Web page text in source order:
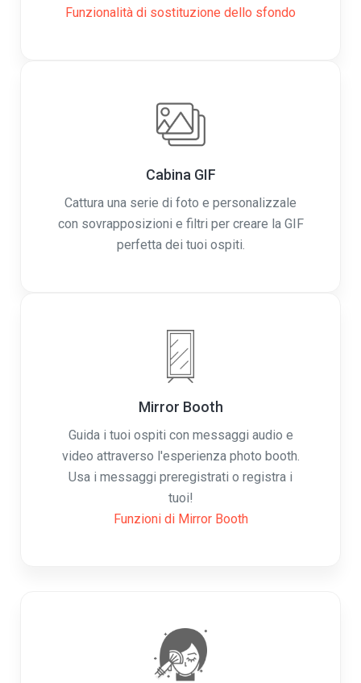
Funzionalità di sostituzione dello sfondo
Cabina GIF
Cattura una serie di foto e personalizzale
con sovrapposizioni e filtri per creare la GIF
perfetta dei tuoi ospiti.
Mirror Booth
Guida i tuoi ospiti con messaggi audio e
video attraverso l'esperienza photo booth.
Usa i messaggi preregistrati o registra i
tuoi!
Funzioni di Mirror Booth